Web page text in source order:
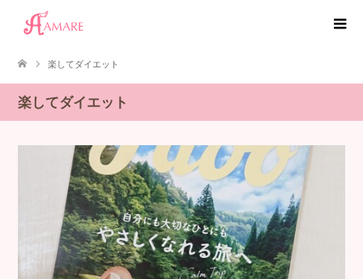
楽してダイエット
楽してダイエット